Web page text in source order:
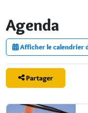
Agenda
Afficher le calendrier
Partager